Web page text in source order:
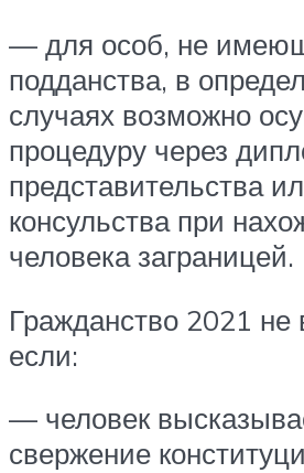
— для особ, не
подданства, в
случаях возможно
процедуру через
представительства
консульства при
человека заграницей.
Гражданство 2021 не
если:
— человек
свержение